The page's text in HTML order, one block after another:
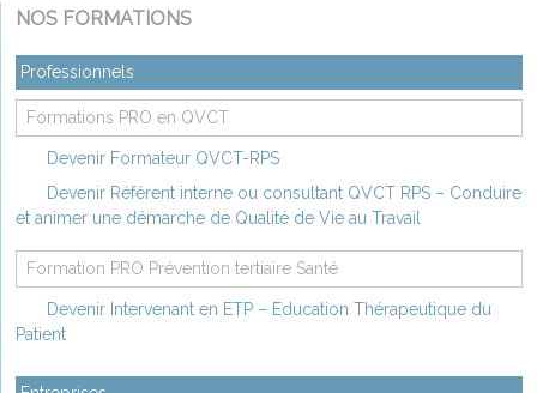
NOS FORMATIONS
Professionnels
Formations PRO en QVCT
Devenir Formateur QVCT-RPS
Devenir Référent interne ou consultant QVCT RPS – Conduire
et animer une démarche de Qualité de Vie au Travail
Formation PRO Prévention tertiaire Santé
Devenir Intervenant en ETP – Education Thérapeutique du
Patient